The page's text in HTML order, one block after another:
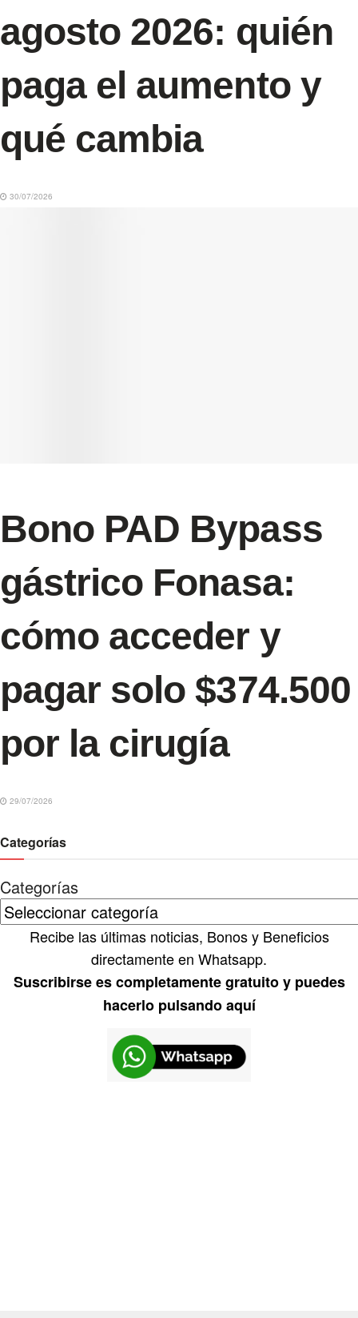
agosto 2026: quién
paga el aumento y
qué cambia
30/07/2026
Bono PAD Bypass
gástrico Fonasa:
cómo acceder y
pagar solo $374.500
por la cirugía
29/07/2026
Categorías
Categorías
Recibe las últimas noticias, Bonos y Beneficios
directamente en Whatsapp.
Suscribirse es completamente gratuito y puedes
hacerlo pulsando aquí